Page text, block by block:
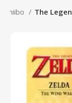
Amiibo The